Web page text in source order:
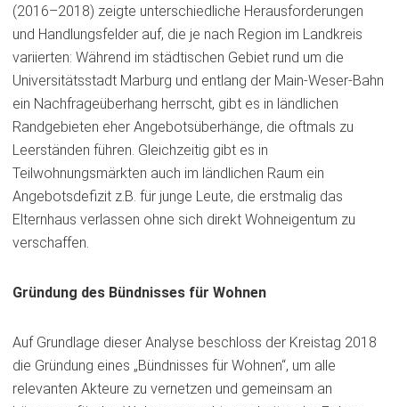
(2016–2018) zeigte unterschiedliche Herausforderungen
und Handlungsfelder auf, die je nach Region im Landkreis
variierten: Während im städtischen Gebiet rund um die
Universitätsstadt Marburg und entlang der Main-Weser-Bahn
ein Nachfrageüberhang herrscht, gibt es in ländlichen
Randgebieten eher Angebotsüberhänge, die oftmals zu
Leerständen führen. Gleichzeitig gibt es in
Teilwohnungsmärkten auch im ländlichen Raum ein
Angebotsdefizit z.B. für junge Leute, die erstmalig das
Elternhaus verlassen ohne sich direkt Wohneigentum zu
verschaffen.
Gründung des Bündnisses für Wohnen
Auf Grundlage dieser Analyse beschloss der Kreistag 2018
die Gründung eines „Bündnisses für Wohnen“, um alle
relevanten Akteure zu vernetzen und gemeinsam an